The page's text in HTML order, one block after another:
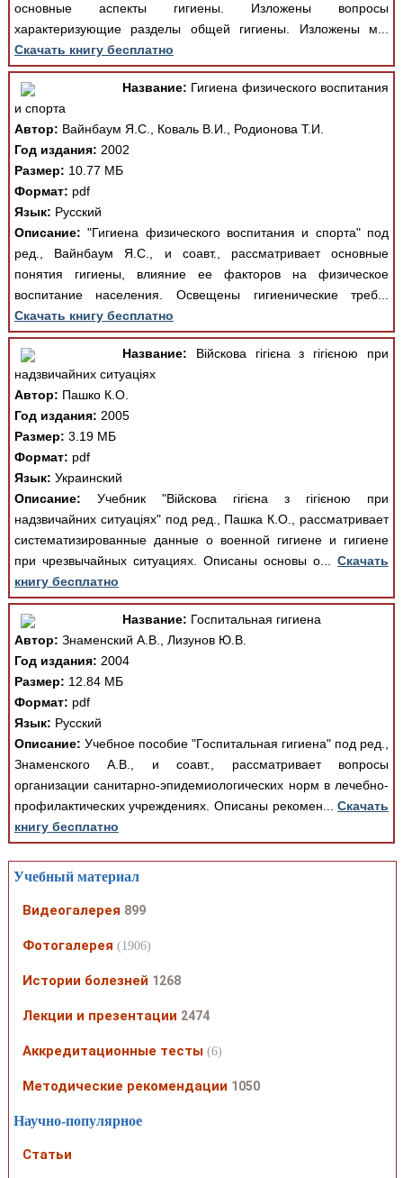
основные аспекты гигиены. Изложены вопросы
характеризующие разделы общей гигиены. Изложены м...
Скачать книгу бесплатно
Название: Гигиена физического воспитания
и спорта
Автор: Вайнбаум Я.С., Коваль В.И., Родионова Т.И.
Год издания: 2002
Размер: 10.77 МБ
Формат: pdf
Язык: Русский
Описание: "Гигиена физического воспитания и спорта" под
ред., Вайнбаум Я.С., и соавт., рассматривает основные
понятия гигиены, влияние ее факторов на физическое
воспитание населения. Освещены гигиенические треб...
Скачать книгу бесплатно
Название: Війскова гігієна з гігієною при
надзвичайних ситуаціях
Автор: Пашко К.О.
Год издания: 2005
Размер: 3.19 МБ
Формат: pdf
Язык: Украинский
Описание: Учебник "Війскова гігієна з гігієною при
надзвичайних ситуаціях" под ред., Пашка К.О., рассматривает
систематизированные данные о военной гигиене и гигиене
при чрезвычайных ситуациях. Описаны основы о...Скачать
книгу бесплатно
Название: Госпитальная гигиена
Автор: Знаменский А.В., Лизунов Ю.В.
Год издания: 2004
Размер: 12.84 МБ
Формат: pdf
Язык: Русский
Описание: Учебное пособие "Госпитальная гигиена" под ред.,
Знаменского А.В., и соавт., рассматривает вопросы
организации санитарно-эпидемиологических норм в лечебно-
профилактических учреждениях. Описаны рекомен...Скачать
книгу бесплатно
Учебный материал
Видеогалерея 899
Фотогалерея (1906)
Истории болезней 1268
Лекции и презентации 2474
Аккредитационные тесты (6)
Методические рекомендации 1050
Научно-популярное
Статьи